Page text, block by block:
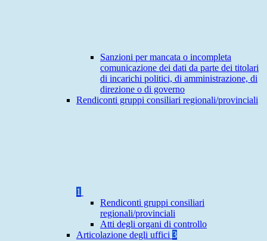
Sanzioni per mancata o incompleta
comunicazione dei dati da parte dei titolari
di incarichi politici, di amministrazione, di
direzione o di governo
Rendiconti gruppi consiliari regionali/provinciali
1
Rendiconti gruppi consiliari
regionali/provinciali
Atti degli organi di controllo
Articolazione degli uffici 3